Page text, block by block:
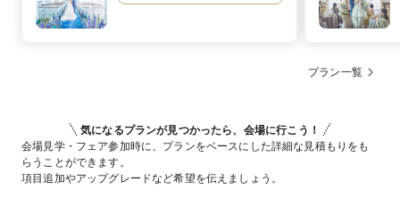
プラン一覧
気になるプランが見つかったら、会場に行こう！
会場見学・フェア参加時に、プランをベースにした詳細な見積もりをも
らうことができます。
項目追加やアップグレードなど希望を伝えましょう。